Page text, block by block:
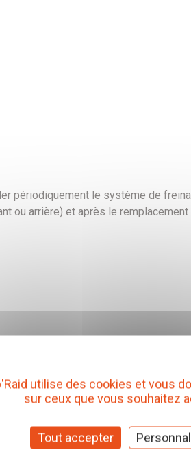
périodiquement le système de
ou arrière) et après le
utilise des cookies et vous
sur ceux que vous souhaitez
Tout accepter